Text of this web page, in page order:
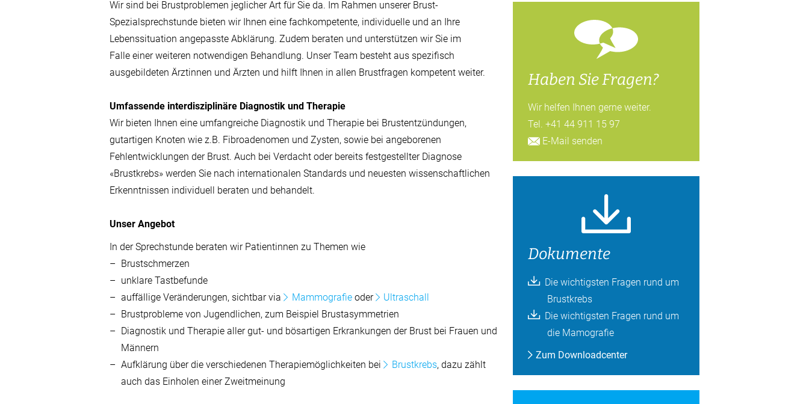
Wir sind bei Brustproblemen jeglicher Art für Sie da. Im Rahmen unserer Brust-
Spezialsprechstunde bieten wir Ihnen eine fachkompetente, individuelle und an Ihre
Lebenssituation angepasste Abklärung. Zudem beraten und unterstützen wir Sie im
Falle einer weiteren notwendigen Behandlung. Unser Team besteht aus spezifisch
ausgebildeten Ärztinnen und Ärzten und hilft Ihnen in allen Brustfragen kompetent weiter.
Umfassende interdisziplinäre Diagnostik und Therapie
Wir bieten Ihnen eine umfangreiche Diagnostik und Therapie bei Brustentzündungen,
gutartigen Knoten wie z.B. Fibroadenomen und Zysten, sowie bei angeborenen
Fehlentwicklungen der Brust. Auch bei Verdacht oder bereits festgestellter Diagnose
«Brustkrebs» werden Sie nach internationalen Standards und neuesten wissenschaftlichen
Erkenntnissen individuell beraten und behandelt.
Unser Angebot
In der Sprechstunde beraten wir Patientinnen zu Themen wie
Brustschmerzen
unklare Tastbefunde
auffällige Veränderungen, sichtbar via
Mammografieoder
Ultraschall
Brustprobleme von Jugendlichen, zum Beispiel Brustasymmetrien
Diagnostik und Therapie aller gut- und bösartigen Erkrankungen der Brust bei Frauen und
Männern
Aufklärung über die verschiedenen Therapiemöglichkeiten bei
Brustkrebs, dazu zählt
auch das Einholen einer Zweitmeinung
Haben Sie Fragen?
Wir helfen Ihnen gerne weiter.
Tel. +41 44 911 15 97
E-Mail senden
Dokumente
Die wichtigsten Fragen rund um
Brustkrebs
Die wichtigsten Fragen rund um
die Mamografie
Zum Downloadcenter